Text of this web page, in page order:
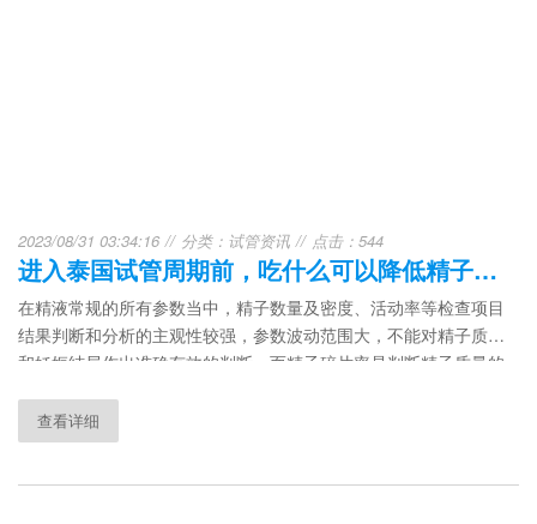
2023/08/31 03:34:16 分类： 试管资讯 点击：544
进入泰国试管周期前，吃什么可以降低精子碎片率？
在精液常规的所有参数当中，精子数量及密度、活动率等检查项目
结果判断和分析的主观性较强，参数波动范围大，不能对精子质量
和妊娠结局作出准确有效的判断。而精子碎片率是判断精子质量的
率呢？
查看详细